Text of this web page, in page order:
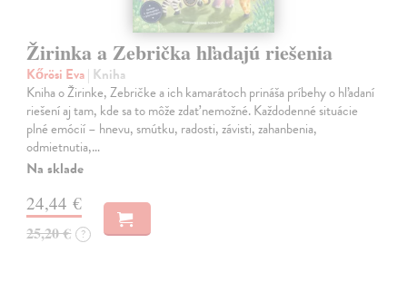
Žirinka a Zebrička hľadajú riešenia
Kőrösi Eva| Kniha
Kniha o Žirinke, Zebričke a ich kamarátoch prináša príbehy o hľadaní
riešení aj tam, kde sa to môže zdať nemožné. Každodenné situácie
plné emócií – hnevu, smútku, radosti, závisti, zahanbenia,
odmietnutia,…
Na sklade
24,44 €
25,20 € ?